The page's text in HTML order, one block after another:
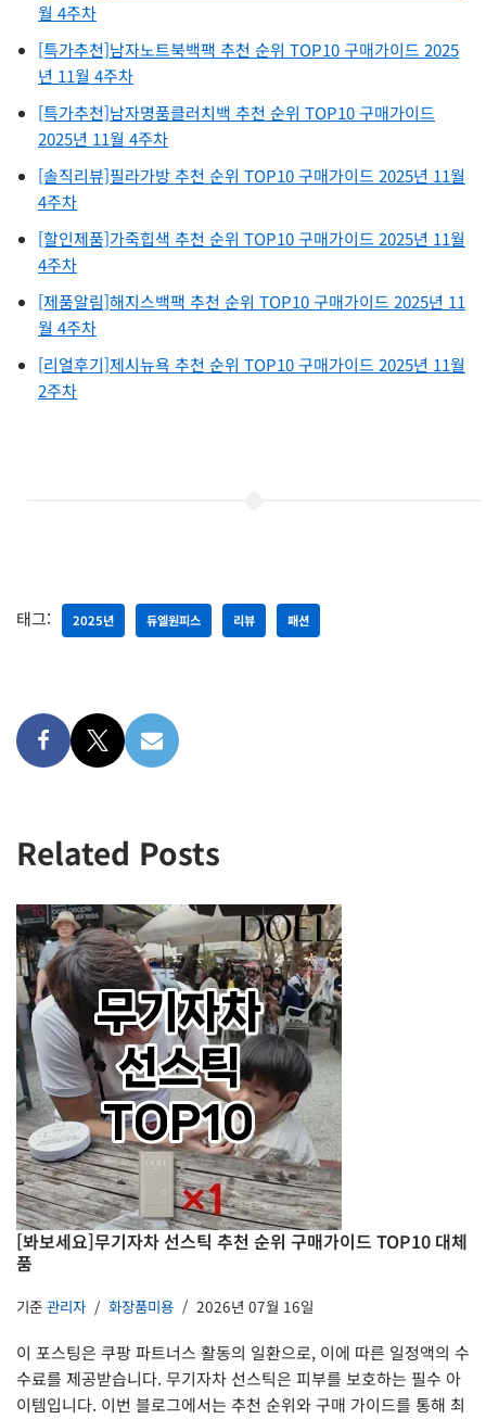
월 4주차
[특가추천]남자노트북백팩 추천 순위 TOP10 구매가이드 2025
년 11월 4주차
[특가추천]남자명품클러치백 추천 순위 TOP10 구매가이드
2025년 11월 4주차
[솔직리뷰]필라가방 추천 순위 TOP10 구매가이드 2025년 11월
4주차
[할인제품]가죽힙색 추천 순위 TOP10 구매가이드 2025년 11월
4주차
[제품알림]해지스백팩 추천 순위 TOP10 구매가이드 2025년 11
월 4주차
[리얼후기]제시뉴욕 추천 순위 TOP10 구매가이드 2025년 11월
2주차
태그: 2025년 듀엘원피스 리뷰 패션
Related Posts
[봐보세요]무기자차 선스틱 추천 순위 구매가이드 TOP10 대체
품
기준 관리자 화장품미용 2026년 07월 16일
이 포스팅은 쿠팡 파트너스 활동의 일환으로, 이에 따른 일정액의 수
수료를 제공받습니다. 무기자차 선스틱은 피부를 보호하는 필수 아
이템입니다. 이번 블로그에서는 추천 순위와 구매 가이드를 통해 최